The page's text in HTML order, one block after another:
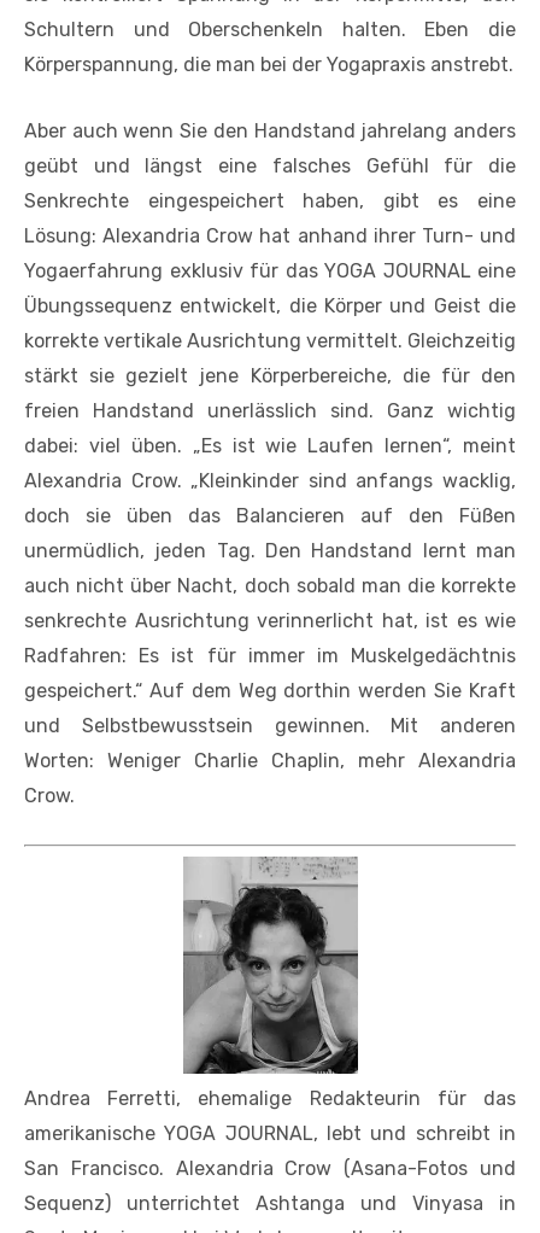
Schultern und Oberschenkeln halten. Eben die
Körperspannung, die man bei der Yogapraxis anstrebt.
Aber auch wenn Sie den Handstand jahrelang anders
geübt und längst eine falsches Gefühl für die
Senkrechte eingespeichert haben, gibt es eine
Lösung: Alexandria Crow hat anhand ihrer Turn- und
Yogaerfahrung exklusiv für das YOGA JOURNAL eine
Übungssequenz entwickelt, die Körper und Geist die
korrekte vertikale Ausrichtung vermittelt. Gleichzeitig
stärkt sie gezielt jene Körperbereiche, die für den
freien Handstand unerlässlich sind. Ganz wichtig
dabei: viel üben. „Es ist wie Laufen lernen“, meint
Alexandria Crow. „Kleinkinder sind anfangs wacklig,
doch sie üben das Balancieren auf den Füßen
unermüdlich, jeden Tag. Den Handstand lernt man
auch nicht über Nacht, doch sobald man die korrekte
senkrechte Ausrichtung verinnerlicht hat, ist es wie
Radfahren: Es ist für immer im Muskelgedächtnis
gespeichert.“ Auf dem Weg dorthin werden Sie Kraft
und Selbstbewusstsein gewinnen. Mit anderen
Worten: Weniger Charlie Chaplin, mehr Alexandria
Crow.
Andrea Ferretti, ehemalige Redakteurin für das
amerikanische YOGA JOURNAL, lebt und schreibt in
San Francisco. Alexandria Crow (Asana-Fotos und
Sequenz) unterrichtet Ashtanga und Vinyasa in